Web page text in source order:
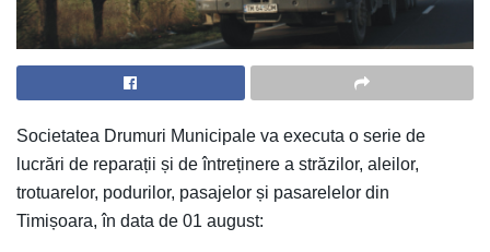
Societatea Drumuri Municipale va executa o serie de
lucrări de reparații și de întreținere a străzilor, aleilor,
trotuarelor, podurilor, pasajelor și pasarelelor din
Timișoara, în data de 01 august: